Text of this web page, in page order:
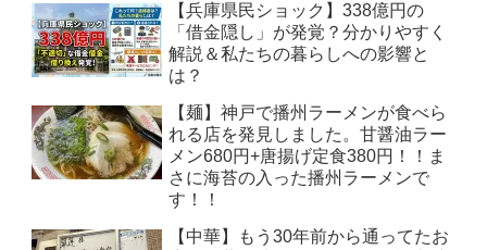
【兵庫県民ショック】338億円の
「借金隠し」が発覚？分かりやすく
解説＆私たちの暮らしへの影響と
は？
【麺】神戸で播州ラーメンが食べら
れる店を発見しました。甘醤油ラー
メン680円+唐揚げ定食380円！！ま
さに海苔の入った播州ラーメンで
す！！
【中華】もう30年前から通ってたお